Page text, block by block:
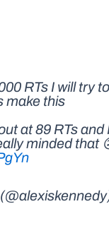
RTs I will try
make this
at 89 RTs and
minded that